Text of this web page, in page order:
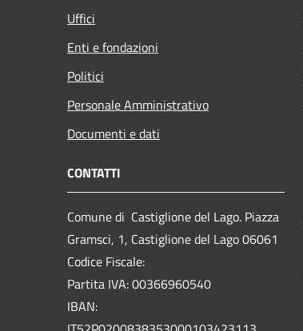
Uffici
Enti e fondazioni
Politici
Personale Amministrativo
Documenti e dati
CONTATTI
Comune di Castiglione del Lago. Piazza
Gramsci, 1, Castiglione del Lago 06061
Codice Fiscale:
Partita IVA: 00366960540
IBAN: